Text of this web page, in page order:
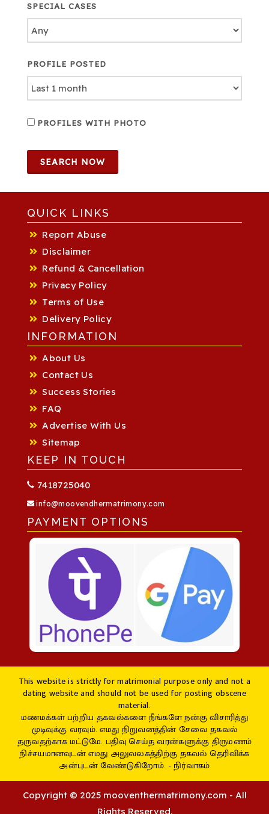
SPECIAL CASES
PROFILE POSTED
PROFILES WITH PHOTO
SEARCH NOW
QUICK LINKS
Report Abuse
Disclaimer
Refund & Cancellation
Privacy Policy
Terms of Use
Delivery Policy
INFORMATION
About Us
Contact Us
Success Stories
FAQ
Advertise With Us
Sitemap
KEEP IN TOUCH
7418725040
info@moovendhermatrimony.com
PAYMENT OPTIONS
This website is strictly for matrimonial purpose only and not a
dating website and should not be used for posting obscene
material.
மணமக்கள் பற்றிய தகவல்களை நீங்களே நன்கு விசாரித்து
முடிவுக்கு வரவும். எமது நிறுவனத்தின் சேவை தகவல்
தருவதற்காக மட்டுமே. பதிவு செய்த வரன்களுக்கு திருமணம்
நிச்சயமானவுடன் எமது அலுவலகத்திற்கு தகவல் தெரிவிக்க
அன்புடன் வேண்டுகிறோம். - நிர்வாகம்
Copyright © 2025 mooventhermatrimony.com - All
Rights Reserved.